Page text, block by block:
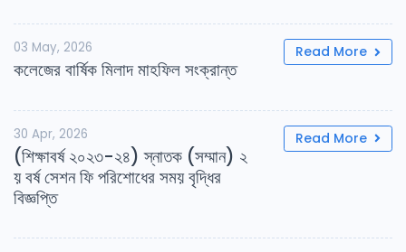
03 May, 2026
কলেজের বার্ষিক মিলাদ মাহফিল সংক্রান্ত
Read More
30 Apr, 2026
(শিক্ষাবর্ষ ২০২৩-২৪) স্নাতক (সম্মান) ২
য় বর্ষ সেশন ফি পরিশোধের সময় বৃদ্ধির
বিজ্ঞপ্তি
Read More